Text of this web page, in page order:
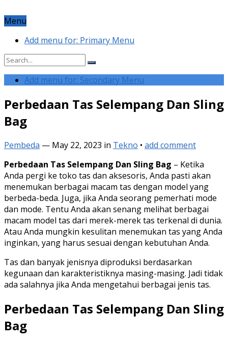
Menu
Add menu for: Primary Menu
Add menu for: Secondary Menu
Perbedaan Tas Selempang Dan Sling
Bag
Pembeda — May 22, 2023 in Tekno • add comment
Perbedaan Tas Selempang Dan Sling Bag – Ketika
Anda pergi ke toko tas dan aksesoris, Anda pasti akan
menemukan berbagai macam tas dengan model yang
berbeda-beda. Juga, jika Anda seorang pemerhati mode
dan mode. Tentu Anda akan senang melihat berbagai
macam model tas dari merek-merek tas terkenal di dunia.
Atau Anda mungkin kesulitan menemukan tas yang Anda
inginkan, yang harus sesuai dengan kebutuhan Anda.
Tas dan banyak jenisnya diproduksi berdasarkan
kegunaan dan karakteristiknya masing-masing. Jadi tidak
ada salahnya jika Anda mengetahui berbagai jenis tas.
Perbedaan Tas Selempang Dan Sling
Bag